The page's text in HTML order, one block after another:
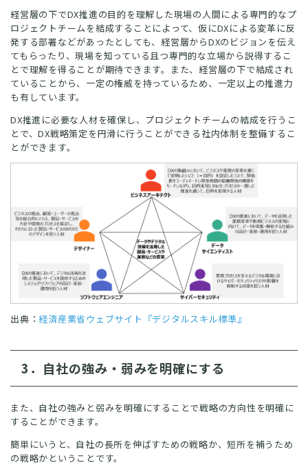
経営層の下でDX推進の目的を理解した現場の人間による専門的なプ
ロジェクトチームを結成することによって、仮にDXによる変革に反
発する部署などがあったとしても、経営層からDXのビジョンを伝え
てもらったり、現場を知っている且つ専門的な立場から説得するこ
とで理解を得ることが期待できます。また、経営層の下で結成され
ていることから、一定の権威を持っているため、一定以上の推進力
も有しています。
DX推進に必要な人材を確保し、プロジェクトチームの結成を行うこ
とで、DX戦略策定を円滑に行うことができる社内体制を整備するこ
とができます。
出典： 経済産業省ウェブサイト『デジタルスキル標準』
3．自社の強み・弱みを明確にする
また、自社の強みと弱みを明確にすることで戦略の方向性を明確に
することができます。
簡単にいうと、自社の長所を伸ばすための戦略か、短所を補うため
の戦略かということです。